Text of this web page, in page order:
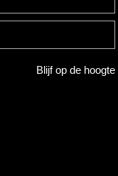
Blijf op de hoogte